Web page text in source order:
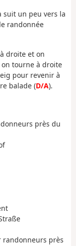
suit un peu vers la
randonnée
droite et on
tourne à droite
pour revenir à
balade (D/A).
près du
randonneurs près